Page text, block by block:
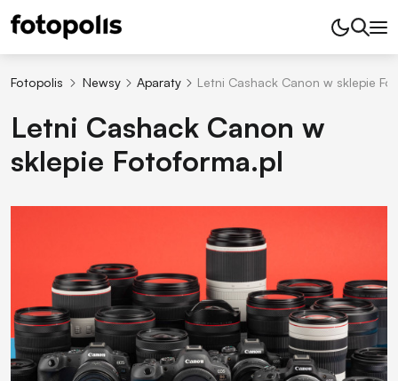
Fotopolis Newsy Aparaty Letni Cashack Canon w sklepie
Letni Cashack Canon w
sklepie Fotoforma.pl